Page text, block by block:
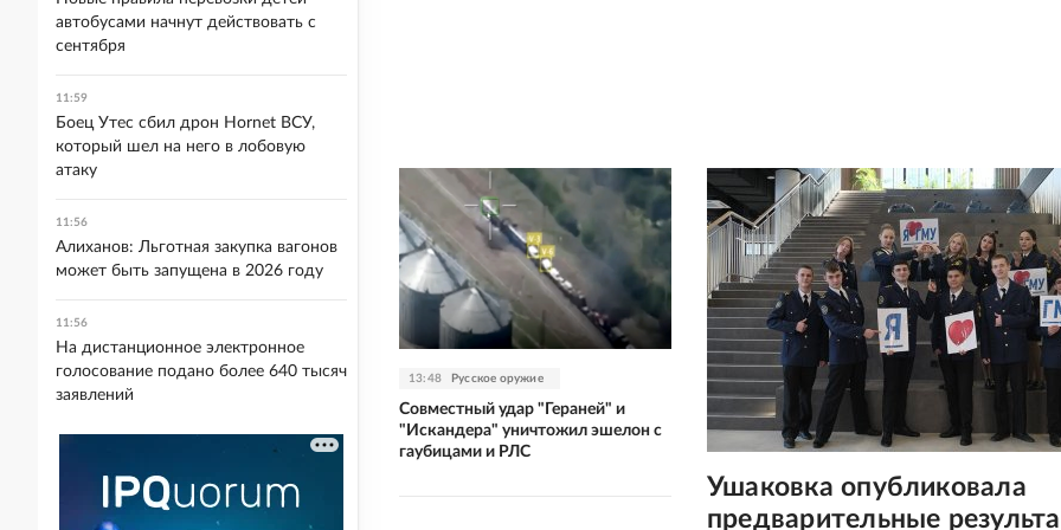
Ушаковка опубликовала
предварительные
13:48 Русское оружие
Совместный удар "Гераней" и
"Искандера" уничтожил эшелон с
гаубицами и РЛС
автобусами начнут действовать с
сентября
11:59
Боец Утес сбил дрон Hornet ВСУ,
который шел на него в лобовую
атаку
11:56
Алиханов: Льготная закупка вагонов
может быть запущена в 2026 году
11:56
На дистанционное электронное
голосование подано более 640 тысяч
заявлений